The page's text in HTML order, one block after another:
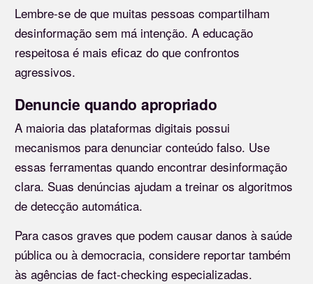
Lembre-se de que muitas pessoas compartilham
desinformação sem má intenção. A educação
respeitosa é mais eficaz do que confrontos
agressivos.
Denuncie quando apropriado
A maioria das plataformas digitais possui
mecanismos para denunciar conteúdo falso. Use
essas ferramentas quando encontrar desinformação
clara. Suas denúncias ajudam a treinar os algoritmos
de detecção automática.
Para casos graves que podem causar danos à saúde
pública ou à democracia, considere reportar também
às agências de fact-checking especializadas.